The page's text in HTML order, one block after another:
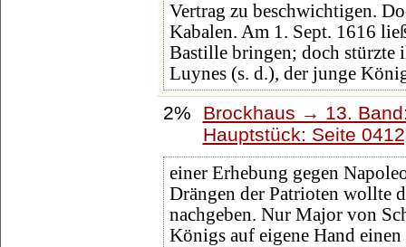
Vertrag zu beschwichtigen.
Kabalen. Am 1. Sept. 1616
Bastille bringen; doch stürzte
Luynes (s. d.), der junge
2%
Brockhaus → 13.
Hauptstück: Seite
einer Erhebung gegen
Drängen der Patrioten wollte
nachgeben. Nur Major von
Königs auf eigene Hand